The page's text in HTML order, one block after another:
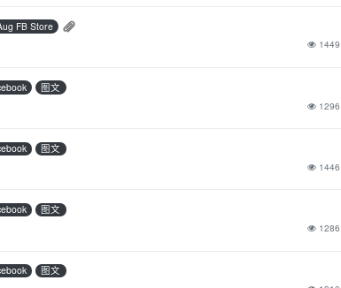
FB Store
1449
图文
1296
图文
1446
图文
1286
图文